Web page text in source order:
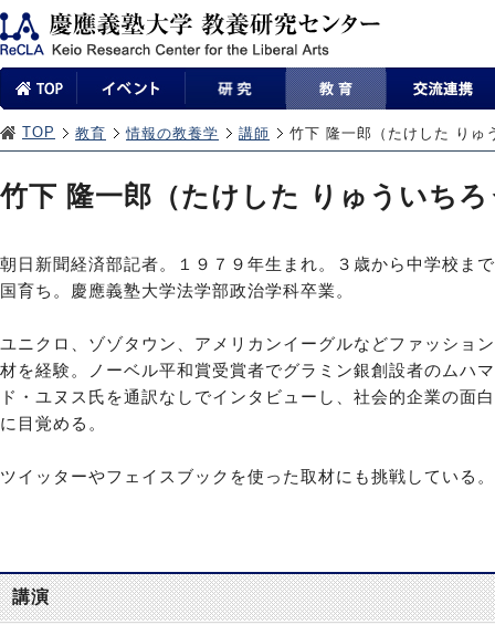
TOP 教育 情報の教養学 講師 竹下 隆一郎（たけした りゅ
竹下 隆一郎（たけした りゅういちろ
朝日新聞経済部記者。１９７９年生まれ。３歳から中学校ま
国育ち。慶應義塾大学法学部政治学科卒業。
ユニクロ、ゾゾタウン、アメリカンイーグルなどファッショ
材を経験。ノーベル平和賞受賞者でグラミン銀創設者のムハマ
ド・ユヌス氏を通訳なしでインタビューし、社会的企業の面
に目覚める。
ツイッターやフェイスブックを使った取材にも挑戦している。
講演